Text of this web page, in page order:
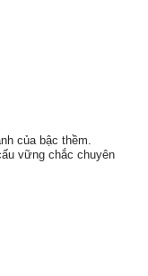
của bậc thềm.
vững chắc chuyên